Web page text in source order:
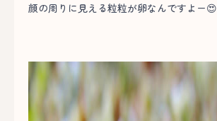
顔の周りに見える粒粒が卵なんですよー😍